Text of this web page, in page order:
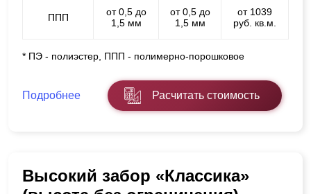
ППП
от 0,5 до
1,5 мм
от 0,5 до
1,5 мм
от 1039
руб. кв.м.
* ПЭ - полиэстер, ППП - полимерно-порошковое
Подробнее Расчитать стоимость
Высокий забор «Классика»